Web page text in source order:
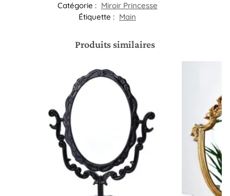
Catégorie : Miroir Princesse
Étiquette : Main
Produits similaires